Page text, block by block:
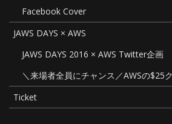
Facebook Cover
JAWS DAYS × AWS
JAWS DAYS 2016 × AWS Twitter企画
＼来場者全員にチャンス／AWSの$25
Ticket